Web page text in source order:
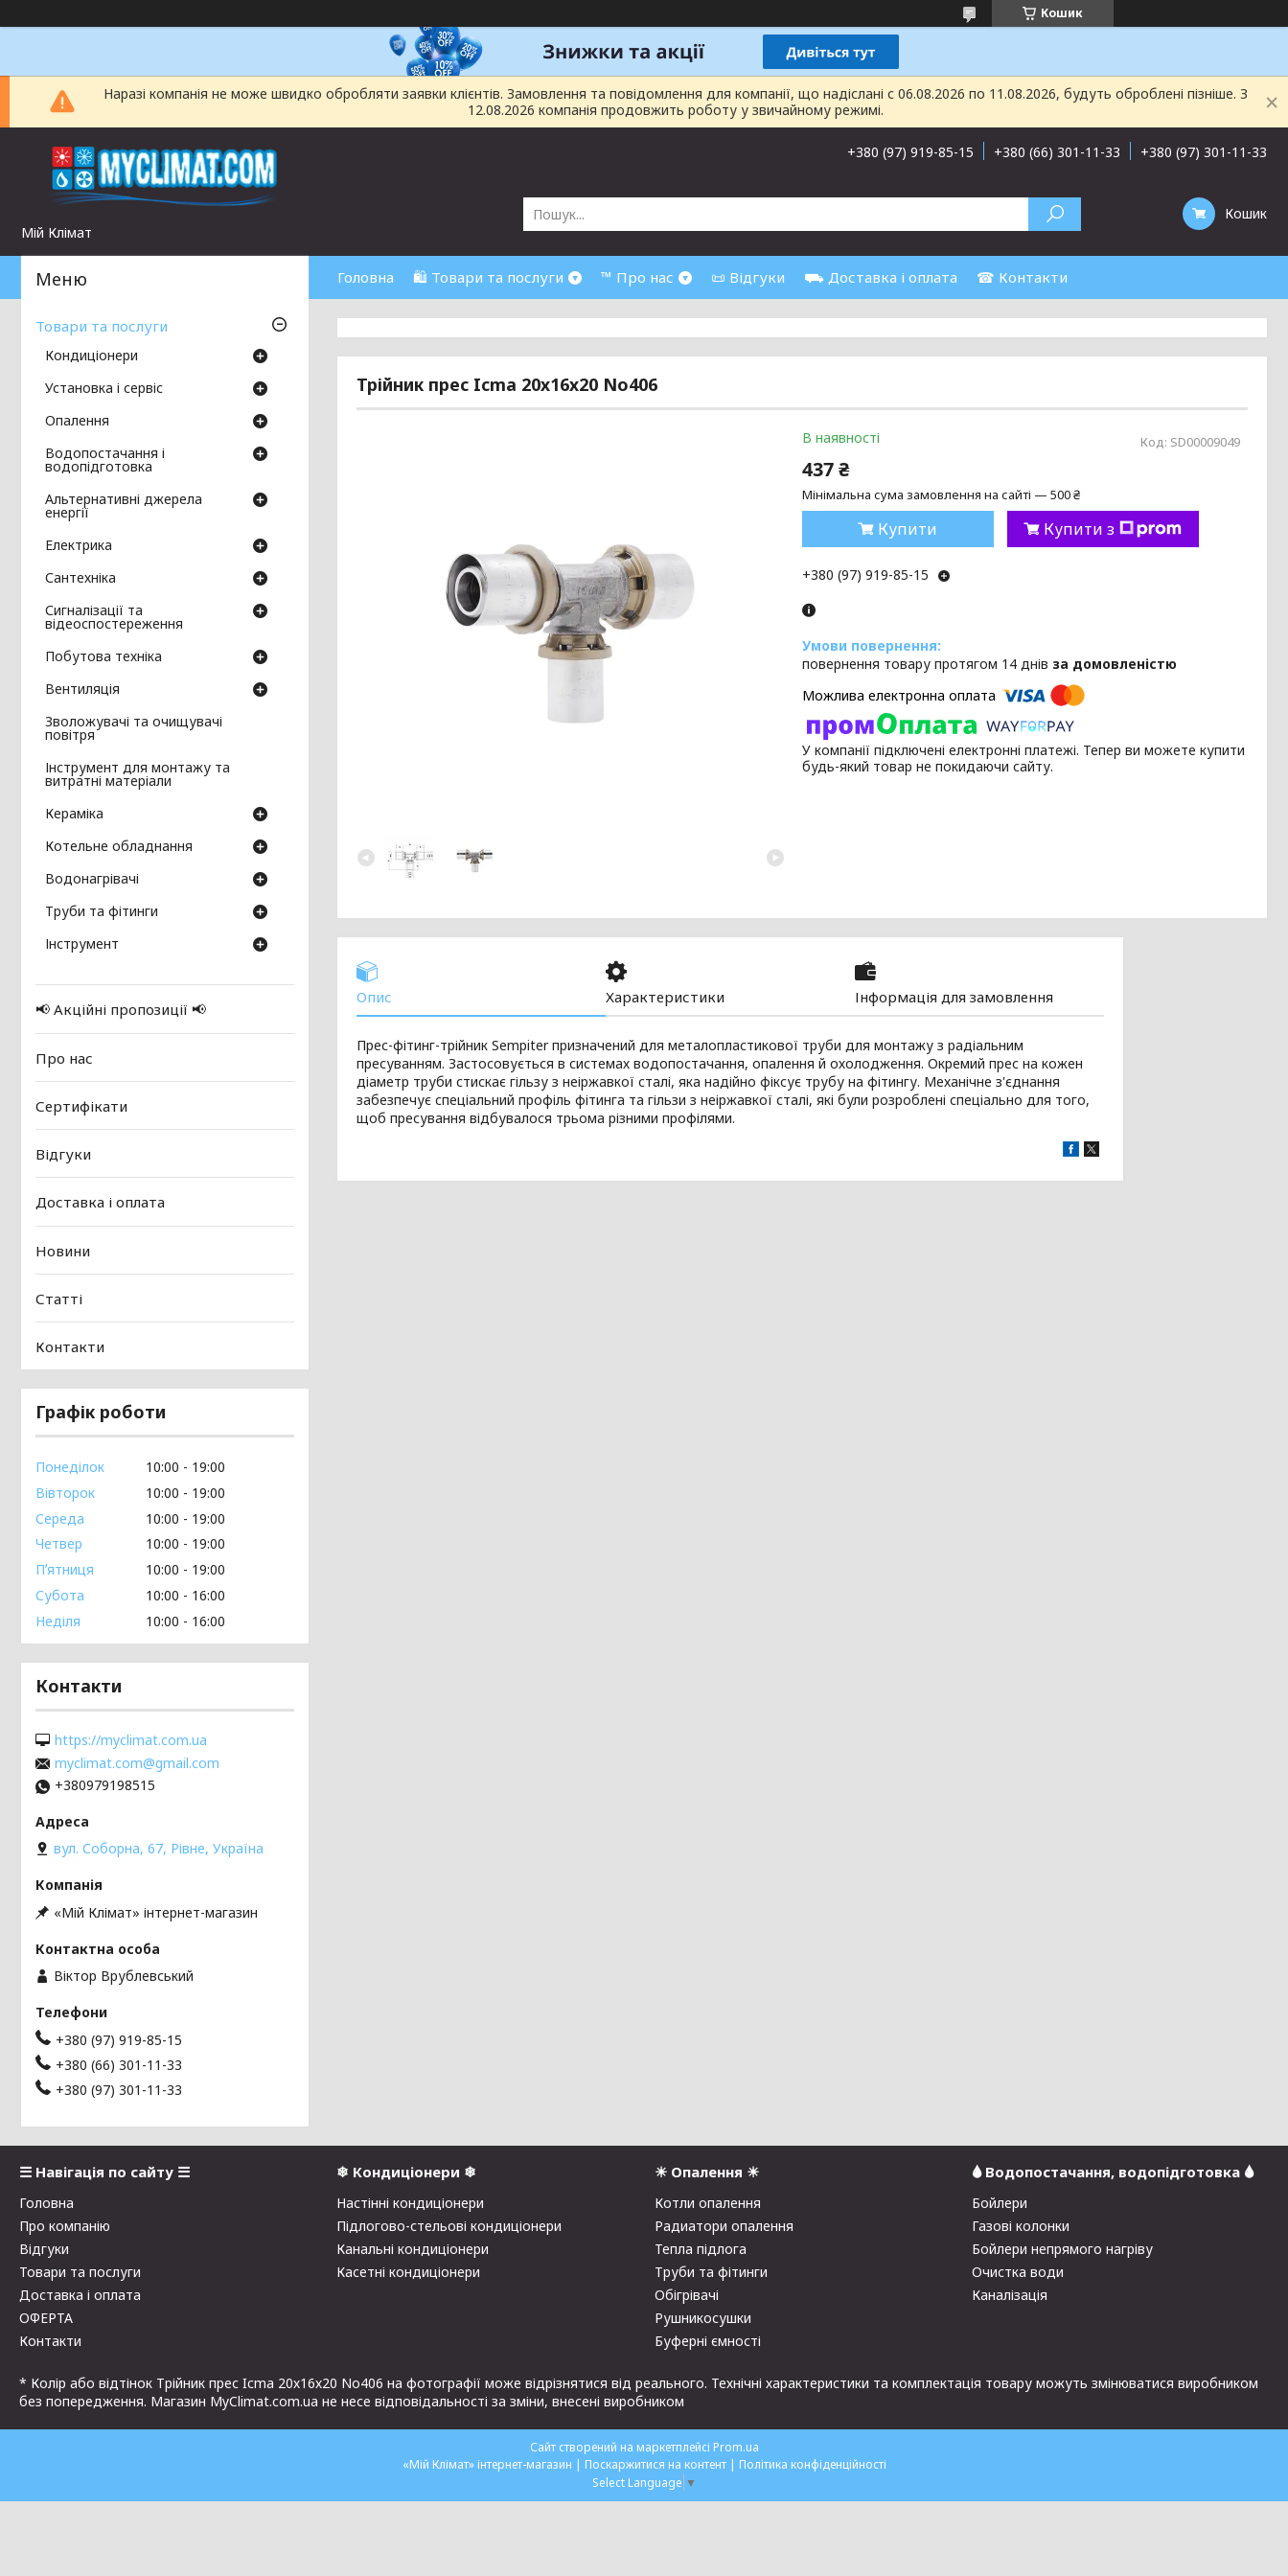
Кошик
Наразі компанія не може швидко обробляти заявки клієнтів. Замовлення та повідомлення для компанії, що надіслані с 06.08.2026 по 11.08.2026, будуть оброблені пізніше. З
12.08.2026 компанія продовжить роботу у звичайному режимі.
Мій Клімат
+380 (97) 919-85-15 +380 (66) 301-11-33 +380 (97) 301-11-33
Кошик
Головна 🛍 Товари та послуги ™ Про нас 📜 Відгуки ⛟ Доставка і оплата ☎ Контакти
Трійник прес Icma 20х16х20 No406
В наявності Код: SD00009049
437 ₴
Мінімальна сума замовлення на сайті — 500 ₴
Купити Купити з
+380 (97) 919-85-15
повернення товару протягом 14 днів за домовленістю
У компанії підключені електронні платежі. Тепер ви можете купити
будь-який товар не покидаючи сайту.
Опис Характеристики Інформація для замовлення
Прес-фітинг-трійник Sempiter призначений для металопластикової труби для монтажу з радіальним
пресуванням. Застосовується в системах водопостачання, опалення й охолодження. Окремий прес на кожен
діаметр труби стискає гільзу з неіржавкої сталі, яка надійно фіксує трубу на фітингу. Механічне з'єднання
забезпечує спеціальний профіль фітинга та гільзи з неіржавкої сталі, які були розроблені спеціально для того,
щоб пресування відбувалося трьома різними профілями.
Товари та послуги
Кондиціонери
Установка і сервіс
Опалення
Водопостачання і
водопідготовка
Альтернативні джерела
енергії
Електрика
Сантехніка
Сигналізації та
відеоспостереження
Побутова техніка
Вентиляція
Зволожувачі та очищувачі
повітря
Інструмент для монтажу та
витратні матеріали
Кераміка
Котельне обладнання
Водонагрівачі
Труби та фітинги
Інструмент
📢 Акційні пропозиції 📢
Про нас
Сертифікати
Відгуки
Доставка і оплата
Новини
Статті
Контакти
Графік роботи
Понеділок 10:00
19:00
Вівторок
10:00
19:00
Середа
10:00
19:00
Четвер
10:00
19:00
Пʼятниця
10:00
19:00
Субота
10:00
16:00
Неділя
10:00 16:00
Контакти
https://myclimat.com.ua
myclimat.com@gmail.com
+380979198515
вул. Соборна, 67, Рівне, Україна
«Мій Клімат» інтернет-магазин
Віктор Врублевський
+380 (97) 919-85-15
+380 (66) 301-11-33
+380 (97) 301-11-33
☰ Навігація по сайту ☰
Головна
Про компанію
Відгуки
Товари та послуги
Доставка і оплата
ОФЕРТА
Контакти
❄ Кондиціонери ❄
Настінні кондиціонери
Підлогово-стельові кондиціонери
Канальні кондиціонери
Касетні кондиціонери
☀ Опалення ☀
Котли опалення
Радиатори опалення
Тепла підлога
Труби та фітинги
Обігрівачі
Рушникосушки
Буферні ємності
🌢 Водопостачання, водопідготовка 🌢
Бойлери
Газові колонки
Бойлери непрямого нагріву
Очистка води
Каналізація
* Колір або відтінок Трійник прес Icma 20х16х20 No406 на фотографії може відрізнятися від реального. Технічні характеристики та комплектація товару можуть змінюватися виробником
без попередження. Магазин MyClimat.com.ua не несе відповідальності за зміни, внесені виробником
Сайт створений на маркетплейсі Prom.ua
«Мій Клімат» інтернет-магазин | Поскаржитися на контент | Політика конфіденційності
Select Language ▼